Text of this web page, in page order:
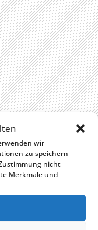
wir
zu speichern
nicht
Merkmale und